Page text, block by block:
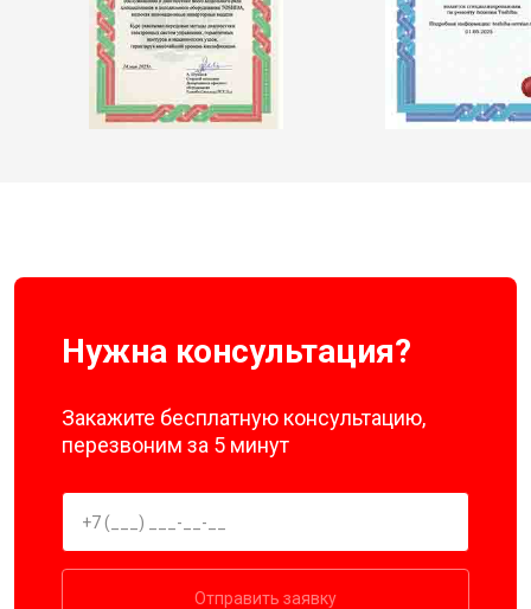
Нужна консультация?
Закажите бесплатную консультацию,
перезвоним за 5 минут
Отправить заявку